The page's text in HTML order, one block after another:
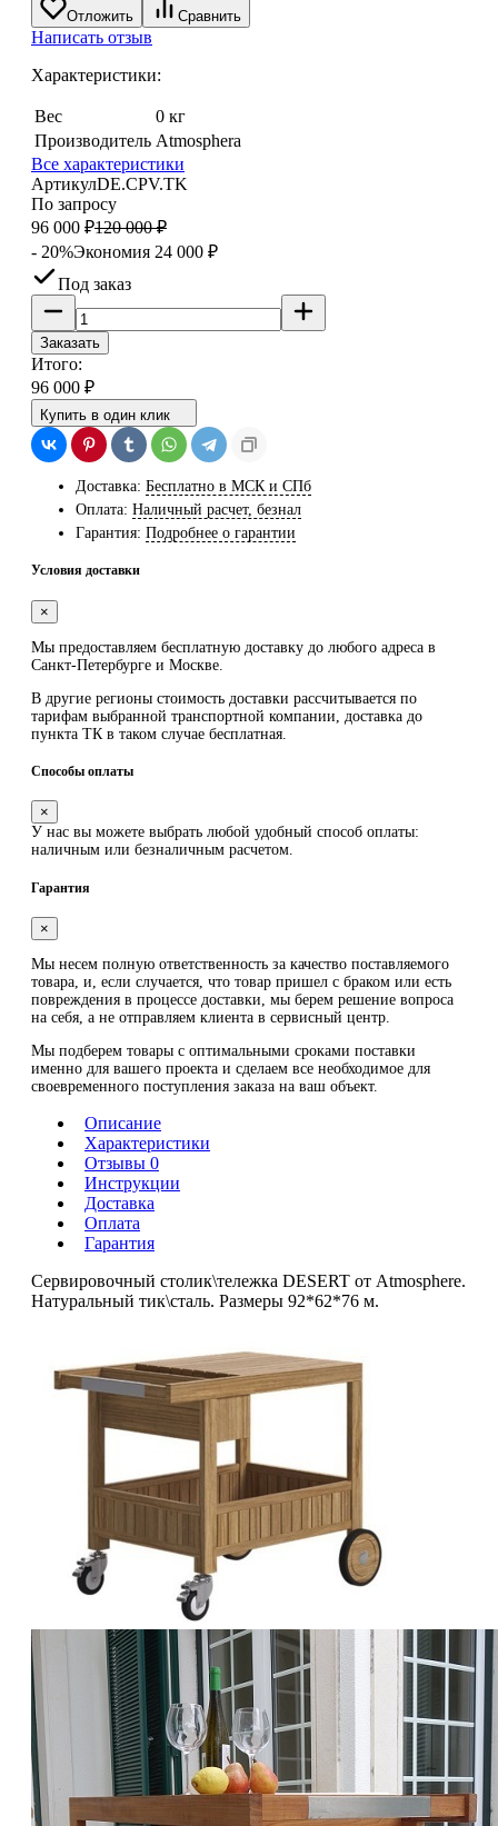
Отложить Сравнить
Написать отзыв
Характеристики:
Вес
0 кг
Производитель Atmosphera
Все характеристики
АртикулDE.CPV.TK
По запросу
96 000 ₽120 000 ₽
- 20%Экономия 24 000 ₽
Под заказ
Заказать
Итого:
96 000 ₽
Купить в один клик
Доставка: Бесплатно в МСК и СПб
Оплата: Наличный расчет, безнал
Гарантия: Подробнее о гарантии
Условия доставки
×
Мы предоставляем бесплатную доставку до любого адреса в
Санкт-Петербурге и Москве.
В другие регионы стоимость доставки рассчитывается по
тарифам выбранной транспортной компании, доставка до
пункта ТК в таком случае бесплатная
Способы оплаты
×
У нас вы можете выбрать любой удобный способ оплаты:
наличным или безналичным расчетом.
Гарантия
×
Мы несем полную ответственность за качество поставляемого
товара, и, если случается, что товар пришел с браком или есть
повреждения в процессе доставки, мы берем решение вопроса
на себя, а не отправляем клиента в сервисный центр.
Мы подберем товары с оптимальными сроками поставки
именно для вашего проекта и сделаем все необходимое для
своевременного поступления заказа на ваш объект.
Описание
Характеристики
Отзывы 0
Инструкции
Доставка
Оплата
Гарантия
Сервировочный столик\тележка DESERT от Atmosphere.
Натуральный тик\сталь. Размеры 92*62*76 м.